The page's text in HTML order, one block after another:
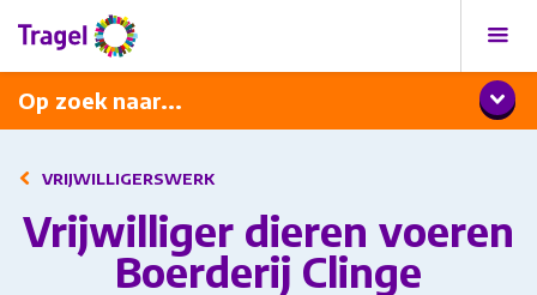
Op zoek naar...
Programma
Diner met wijnarrangement
VRIJWILLIGERSWERK
Vrijwilliger dieren voeren
Boerderij Clinge